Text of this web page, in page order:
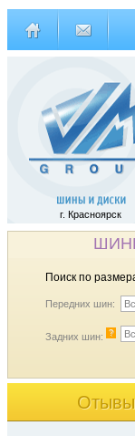
г. Красноярск
Поиск по
Передних шин:
Задних шин: ?
Отывы